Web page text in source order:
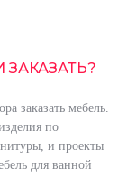
заказать мебель.
по
и проекты
для ванной